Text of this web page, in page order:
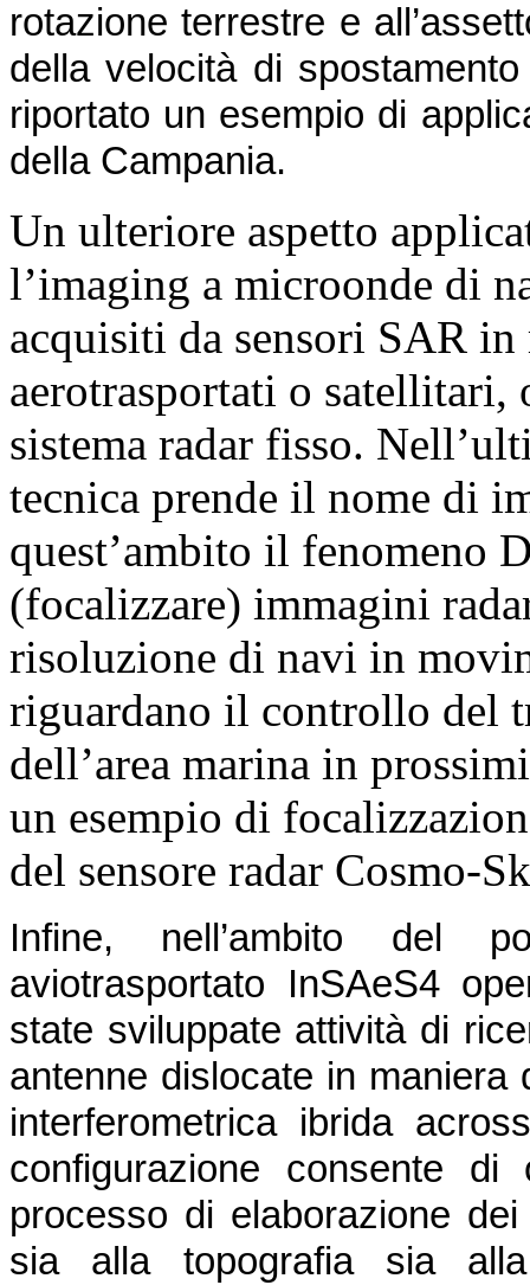
rotazione terrestre e
della velocità di
riportato un esempio di
della Campania.
Un ulteriore aspetto
l’imaging a microonde di
acquisiti da sensori SAR
aerotrasportati o satellitari,
sistema radar fisso.
tecnica prende il nome di
quest’ambito il fenomeno
(focalizzare) immagini
risoluzione di navi in
riguardano il controllo del
dell’area marina in
un esempio di
del sensore radar Cosmo-
Infine, nell’ambito del
aviotrasportato InSAeS4
state sviluppate attività di
antenne dislocate in maniera
interferometrica ibrida
configurazione consente
processo di elaborazione
sia alla topografia sia